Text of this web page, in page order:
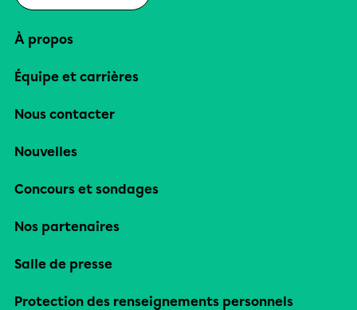
À propos
Équipe et carrières
Nous contacter
Nouvelles
Concours et sondages
Nos partenaires
Salle de presse
Protection des renseignements personnels